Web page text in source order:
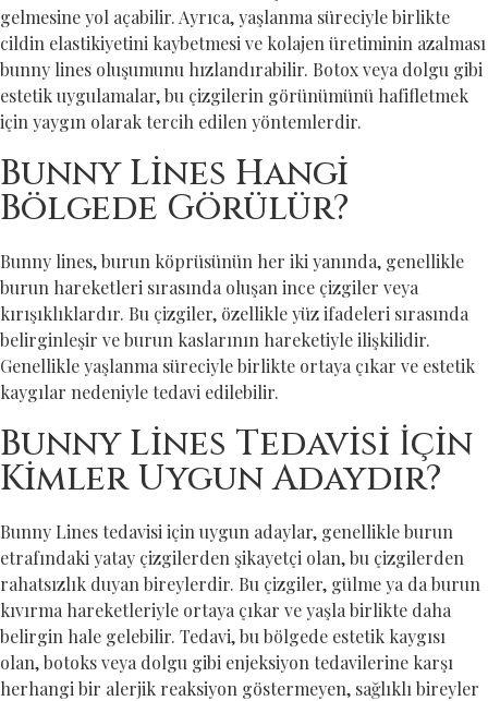
gelmesine yol açabilir. Ayrıca, yaşlanma süreciyle birlikte
cildin elastikiyetini kaybetmesi ve kolajen üretiminin azalması
bunny lines oluşumunu hızlandırabilir. Botox veya dolgu gibi
estetik uygulamalar, bu çizgilerin görünümünü hafifletmek
için yaygın olarak tercih edilen yöntemlerdir.
Bunny Lines Hangi
Bölgede Görülür?
Bunny lines, burun köprüsünün her iki yanında, genellikle
burun hareketleri sırasında oluşan ince çizgiler veya
kırışıklıklardır. Bu çizgiler, özellikle yüz ifadeleri sırasında
belirginleşir ve burun kaslarının hareketiyle ilişkilidir.
Genellikle yaşlanma süreciyle birlikte ortaya çıkar ve estetik
kaygılar nedeniyle tedavi edilebilir.
Bunny Lines Tedavisi İçin
Kimler Uygun Adaydır?
Bunny Lines tedavisi için uygun adaylar, genellikle burun
etrafındaki yatay çizgilerden şikayetçi olan, bu çizgilerden
rahatsızlık duyan bireylerdir. Bu çizgiler, gülme ya da burun
kıvırma hareketleriyle ortaya çıkar ve yaşla birlikte daha
belirgin hale gelebilir. Tedavi, bu bölgede estetik kaygısı
olan, botoks veya dolgu gibi enjeksiyon tedavilerine karşı
herhangi bir alerjik reaksiyon göstermeyen, sağlıklı bireyler